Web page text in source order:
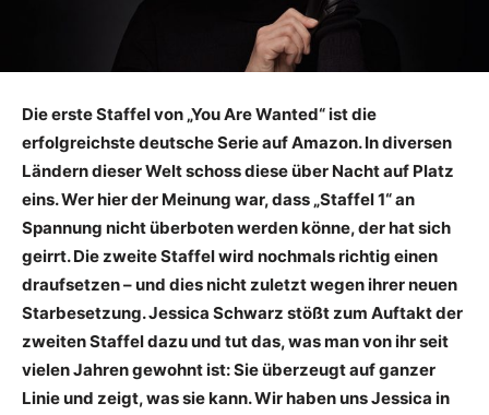
Die erste Staffel von „You Are Wanted“ ist die
erfolgreichste deutsche Serie auf Amazon. In diversen
Ländern dieser Welt schoss diese über Nacht auf Platz
eins. Wer hier der Meinung war, dass „Staffel 1“ an
Spannung nicht überboten werden könne, der hat sich
geirrt. Die zweite Staffel wird nochmals richtig einen
draufsetzen – und dies nicht zuletzt wegen ihrer neuen
Starbesetzung. Jessica Schwarz stößt zum Auftakt der
zweiten Staffel dazu und tut das, was man von ihr seit
vielen Jahren gewohnt ist: Sie überzeugt auf ganzer
Linie und zeigt, was sie kann. Wir haben uns Jessica in